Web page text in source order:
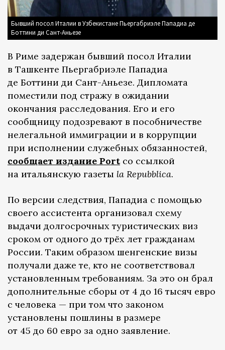
Бывший посол Италии в Узбекистане Пьергабриэле Пападиа де
Боттини ди Сант-Аньезе
В Риме задержан бывший посол Италии
в Ташкенте Пьергабриэле Пападиа
де Боттини ди Сант-Аньезе. Дипломата
поместили под стражу в ожидании
окончания расследования. Его и его
сообщницу подозревают в пособничестве
нелегальной иммиграции и в коррупции
при исполнении служебных обязанностей,
сообщает издание Port со ссылкой
на итальянскую газеты la Repubblica.
По версии следствия, Пападиа с помощью
своего ассистента организовал схему
выдачи долгосрочных туристических виз
сроком от одного до трёх лет гражданам
России. Таким образом шенгенские визы
получали даже те, кто не соответствовал
установленным требованиям. За это он брал
дополнительные сборы от 4 до 16 тысяч евро
с человека — при том что законом
установлены пошлины в размере
от 45 до 60 евро за одно заявление.